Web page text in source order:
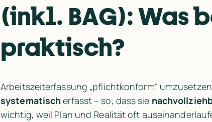
(inkl. BAG): Was
praktisch?
systematisch erfasst – so, dass sie
wichtig, weil Plan und Realität oft